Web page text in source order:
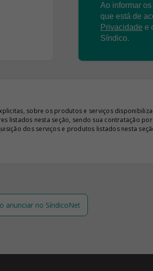
Ao informar
que está de
Privacidade e
Síndico.
sobre os produtos e serviços
listados nesta seção, sendo sua contratação
dos serviços e produtos listados nesta
anunciar no SíndicoNet